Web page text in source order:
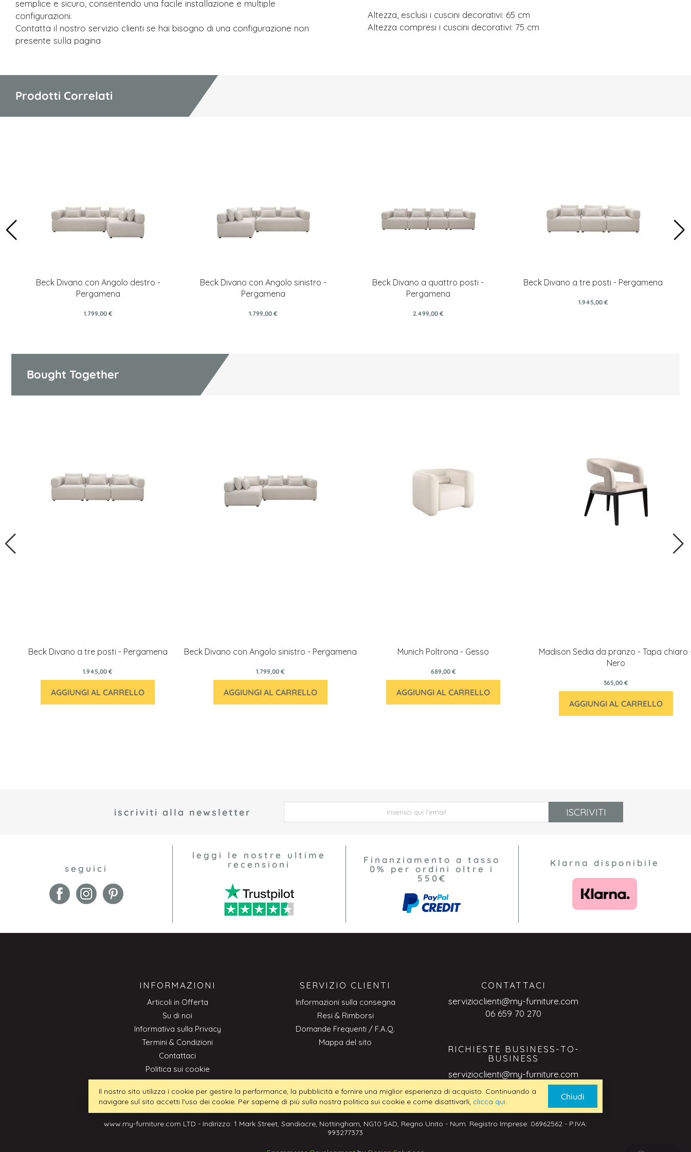
semplice e sicuro, consentendo una facile installazione e multiple
configurazioni.
Contatta il nostro servizio clienti se hai bisogno di una configurazione non
presente sulla pagina
Altezza, esclusi i cuscini decorativi: 65 cm
Altezza compresi i cuscini decorativi: 75 cm
Prodotti Correlati
Beck Divano con Angolo destro -
Pergamena
1.799,00 €
Beck Divano con Angolo sinistro -
Pergamena
1.799,00 €
Beck Divano a quattro posti -
Pergamena
2.499,00 €
Beck Divano a tre posti - Pergamena
1.945,00 €
Bought Together
Beck Divano a tre posti - Pergamena
1.945,00 €
AGGIUNGI AL CARRELLO
Beck Divano con Angolo sinistro - Pergamena
1.799,00 €
AGGIUNGI AL CARRELLO
Munich Poltrona - Gesso
689,00 €
AGGIUNGI AL CARRELLO
Madison Sedia da pranzo - Tapa chiaro
Nero
365,00 €
AGGIUNGI AL CARRELLO
iscriviti alla newsletter ISCRIVITI
seguici
leggi le nostre ultime
recensioni
Finanziamento a tasso
0% per ordini oltre i
550€
Klarna disponibile
INFORMAZIONI
Articoli in Offerta
Su di noi
Informativa sulla Privacy
Termini & Condizioni
Contattaci
Politica sui cookie
Professionale
SERVIZIO CLIENTI
Informazioni sulla consegna
Resi & Rimborsi
Domande Frequenti / F.A.Q.
Mappa del sito
CONTATTACI
servizioclienti@my-furniture.com
06 659 70 270
RICHIESTE BUSINESS-TO-
BUSINESS
servizioclienti@my-furniture.com
www.my-furniture.com LTD - Indirizzo: 1 Mark Street, Sandiacre, Nottingham, NG10 5AD, Regno Unito - Num. Registro Imprese: 06962562 - P.IVA:
993277373
Il nostro sito utilizza i cookie per gestire la performance, la pubblicità e fornire una miglior esperienza di acquisto. Continuando a
navigare sul sito accetti l’uso dei cookie. Per saperne di più sulla nostra politica sui cookie e come disattivarli, clicca qui Chiudi